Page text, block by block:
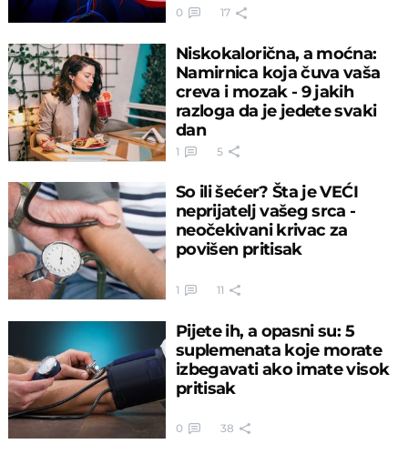
0 17
Niskokalorična, a moćna:
Namirnica koja čuva vaša
creva i mozak - 9 jakih
razloga da je jedete svaki
dan
1 5
So ili šećer? Šta je VEĆI
neprijatelj vašeg srca -
neočekivani krivac za
povišen pritisak
1 11
Pijete ih, a opasni su: 5
suplemenata koje morate
izbegavati ako imate visok
pritisak
0 38